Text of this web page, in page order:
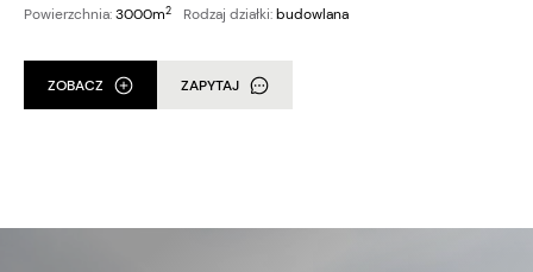
Powierzchnia:3000m2 Rodzaj działki:budowlana
ZOBACZ ZAPYTAJ